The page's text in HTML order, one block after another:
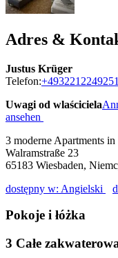
Adres &
Justus Krüger
Telefon:+4932212249251
Uwagi od wlaściciela
ansehen
3 moderne Apartments in
Walramstraße 23
65183 Wiesbaden,
dostępny w: Angielski
Pokoje i łóżka
3 Całe